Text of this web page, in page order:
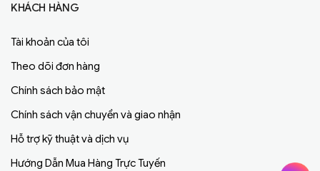
KHÁCH HÀNG
Tài khoản của tôi
Theo dõi đơn hàng
Chính sách bảo mật
Chính sách vận chuyển và giao nhận
Hỗ trợ kỹ thuật và dịch vụ
Hướng Dẫn Mua Hàng Trực Tuyến